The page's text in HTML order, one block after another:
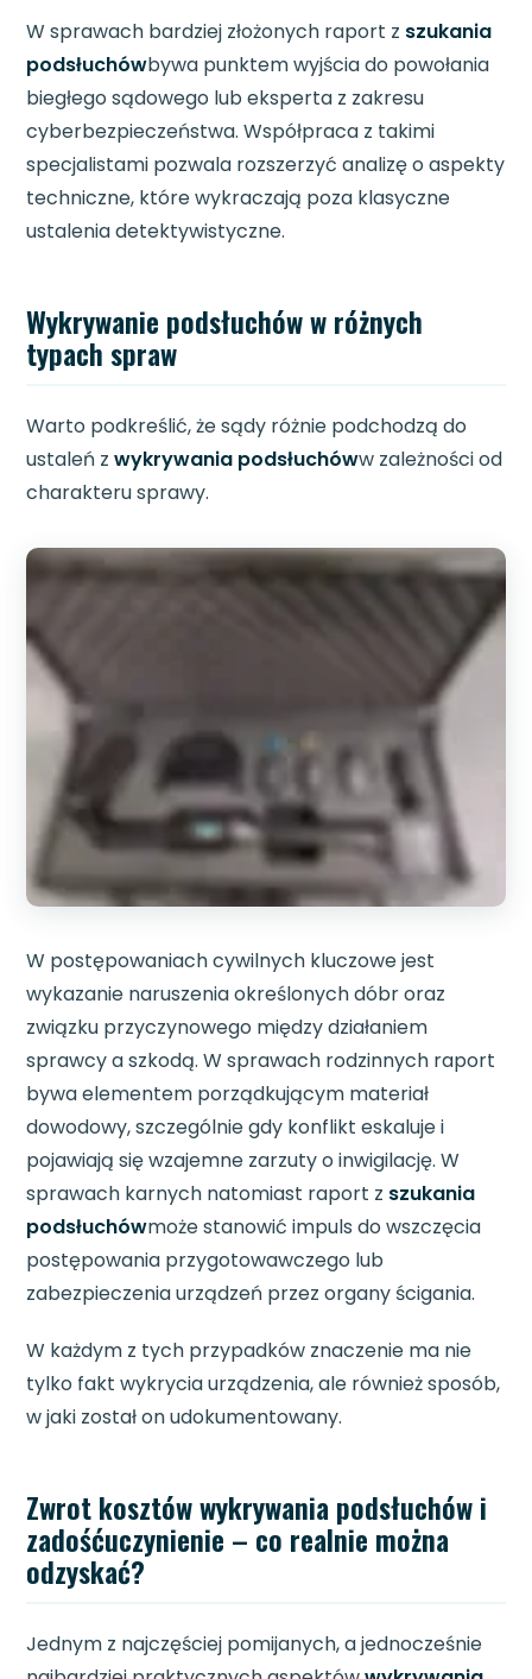
W sprawach bardziej złożonych raport z szukania
podsłuchówbywa punktem wyjścia do powołania
biegłego sądowego lub eksperta z zakresu
cyberbezpieczeństwa. Współpraca z takimi
specjalistami pozwala rozszerzyć analizę o aspekty
techniczne, które wykraczają poza klasyczne
ustalenia detektywistyczne.
Wykrywanie podsłuchów w różnych
typach spraw
Warto podkreślić, że sądy różnie podchodzą do
ustaleń zwykrywania podsłuchóww zależności od
charakteru sprawy.
W postępowaniach cywilnych kluczowe jest
wykazanie naruszenia określonych dóbr oraz
związku przyczynowego między działaniem
sprawcy a szkodą. W sprawach rodzinnych raport
bywa elementem porządkującym materiał
dowodowy, szczególnie gdy konflikt eskaluje i
pojawiają się wzajemne zarzuty o inwigilację. W
sprawach karnych natomiast raport z szukania
podsłuchówmoże stanowić impuls do wszczęcia
postępowania przygotowawczego lub
zabezpieczenia urządzeń przez organy ścigania.
W każdym z tych przypadków znaczenie ma nie
tylko fakt wykrycia urządzenia, ale również sposób,
w jaki został on udokumentowany.
Zwrot kosztów wykrywania podsłuchów i
zadośćuczynienie – co realnie można
odzyskać?
Jednym z najczęściej pomijanych, a jednocześnie